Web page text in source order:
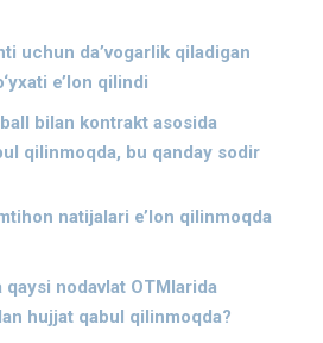
uchun da’vogarlik qiladigan
e’lon qilindi
bilan kontrakt asosida
qilinmoqda, bu qanday sodir
natijalari e’lon qilinmoqda
nodavlat OTMlarida
hujjat qabul qilinmoqda?